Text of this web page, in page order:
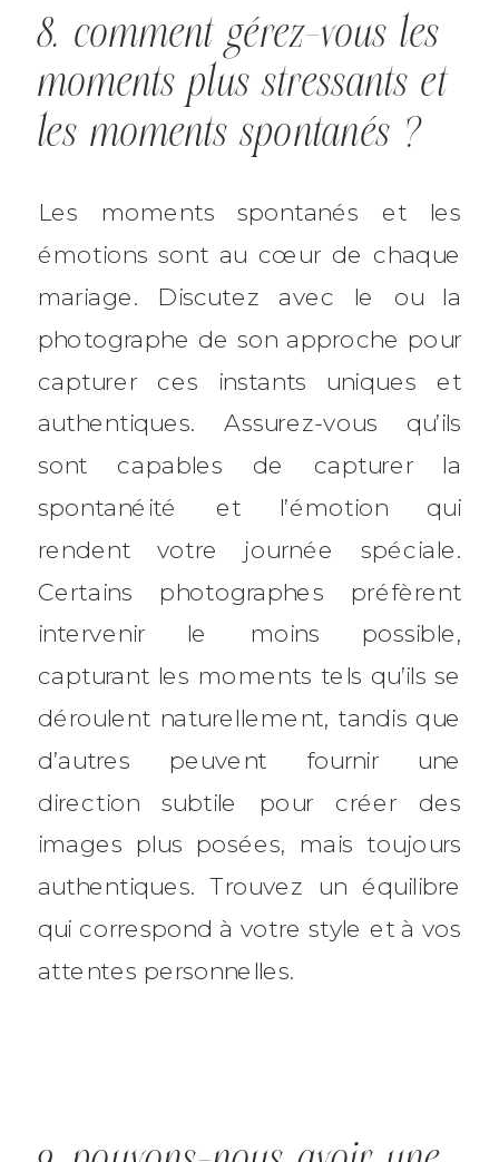
8. comment gérez-vous les
moments plus stressants et
les moments spontanés ?
Les moments spontanés et les
émotions sont au cœur de chaque
mariage. Discutez avec le ou la
photographe de son approche pour
capturer ces instants uniques et
authentiques. Assurez-vous qu’ils
sont capables de capturer la
spontanéité et l’émotion qui
rendent votre journée spéciale.
Certains photographes préfèrent
intervenir le moins possible,
capturant les moments tels qu’ils se
déroulent naturellement, tandis que
d’autres peuvent fournir une
direction subtile pour créer des
images plus posées, mais toujours
authentiques. Trouvez un équilibre
qui correspond à votre style et à vos
attentes personnelles.